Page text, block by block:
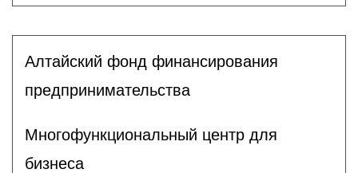
Алтайский фонд финансирования
предпринимательства
Многофункциональный центр для
бизнеса